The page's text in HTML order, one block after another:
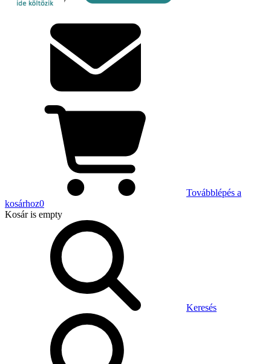
Továbblépés a
kosárhoz0
Kosáris empty
Keresés